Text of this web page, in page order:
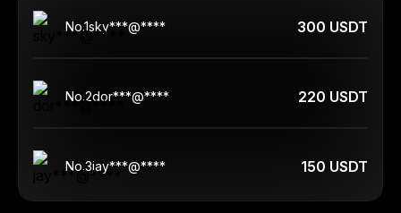
No.1sky***@**** 300 USDT
No.2dor***@**** 220 USDT
No.3jay***@**** 150 USDT